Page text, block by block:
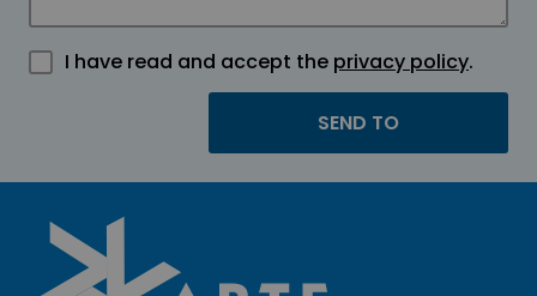
I have read and accept the privacy policy.